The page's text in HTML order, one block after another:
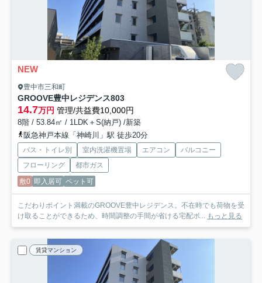
NEW
豊中市三和町
GROOVE豊中レジデンス803
14.7万円 管理/共益費10,000円
8階 / 53.84㎡ / 1LDK＋S(納戸) /新築
阪急神戸本線「神崎川」駅 徒歩20分
バス・トイレ別 室内洗濯機置場 エアコン
バルコニー
フローリング
都市ガス
敷0 即入居可 ペット可
こだわりポイント満載のGROOVE豊中レジデンス。不在時でも荷物を受
け取ることができるため、時間調整の手間が省ける宅配ボ...
もっと見る
賃貸マンション